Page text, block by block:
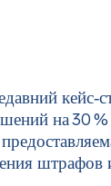
на 30